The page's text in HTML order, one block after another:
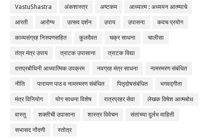
VastuShastra अंकशास्त्र अष्टकम आध्यात्म : अध्ययन आत्म्याचे
आरती आरोग्य उत्सव दर्शन उपाय उपासना कवच प्रयोग
काव्यसंग्रह निरुपणसहित कुलदैवत चक्र साधना चालीसा
तंत्र मंत्र उपाय त्राटक उपासाना त्राटक विद्या
दत्तप्रबोधिनी आध्यात्मिक उपक्रम नवग्रह मंत्र साधना नामस्मरण संबंधित
नीति पारायण पाठ व नामस्मरण संबंधित पितृदोषसंबंधित भगवद्गीता
मंत्र विनियोग योग साधना विशेष रात्रप्रहर सेवा लेखक विषेश आत्मबोध
वास्तु शक्तीची उपासाना शास्त्र विवेचन संतांच्या दुर्लभ माहिती
सभासद नोंदणी स्तोत्र